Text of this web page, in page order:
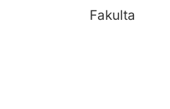
Fakulta